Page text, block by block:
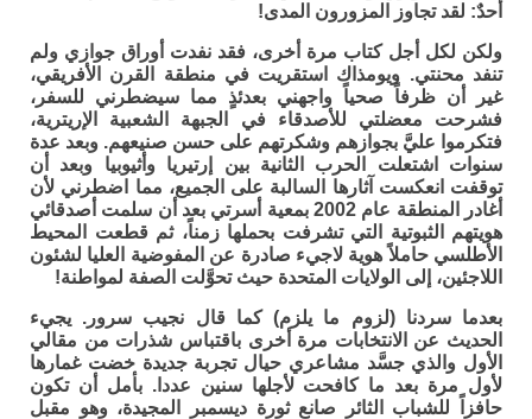
أحدٌ: لقد تجاوز المزورون المدى!
ولكن لكل أجل كتاب مرة أخرى، فقد نفدت أوراق جوازي ولم
تنفد محنتي. ويومذاك استقريت في منطقة القرن الأفريقي،
غير أن ظرفاً صحياً واجهني بعدئذٍ مما سيضطرني للسفر،
فشرحت معضلتي للأصدقاء في الجبهة الشعبية الإريترية،
فتكرموا عليَّ بجوازهم وشكرتهم على حسن صنيعهم. وبعد عدة
سنوات اشتعلت الحرب الثانية بين إرتيريا وأثيوبيا وبعد أن
توقفت انعكست آثارها السالبة على الجميع، مما اضطرني لأن
أغادر المنطقة عام 2002 بمعية أسرتي بعد أن سلمت أصدقائي
هويتهم الثبوتية التي تشرفت بحملها زمناً، ثم قطعت المحيط
الأطلسي حاملاً هوية لاجيء صادرة عن المفوضية العليا لشئون
اللاجئين، إلى الولايات المتحدة حيث تحوَّلت الصفة لمواطنة!
بعدما سردنا (لزوم ما يلزم) كما قال نجيب سرور. يجيء
الحديث عن الانتخابات مرة أخرى باقتباس شذرات من مقالي
الأول والذي جسَّد مشاعري حيال تجربة جديدة خضت غمارها
لأول مرة بعد ما كافحت لأجلها سنين عددا. بأمل أن تكون
حافزاً للشباب الثائر صانع ثورة ديسمبر المجيدة، وهو مقبل